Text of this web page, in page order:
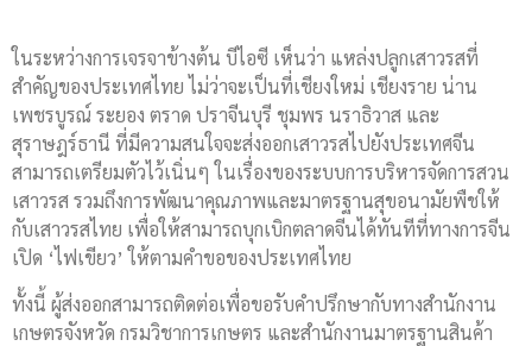
ในระหว่างการเจรจาข้างต้น บีไอซี เห็นว่า แหล่งปลูกเสาวรสที่
สำคัญของประเทศไทย ไม่ว่าจะเป็นที่เชียงใหม่ เชียงราย น่าน
เพชรบูรณ์ ระยอง ตราด ปราจีนบุรี ชุมพร นราธิวาส และ
สุราษฎร์ธานี ที่มีความสนใจจะส่งออกเสาวรสไปยังประเทศจีน
สามารถเตรียมตัวไว้เนิ่นๆ ในเรื่องของระบบการบริหารจัดการสวน
เสาวรส รวมถึงการพัฒนาคุณภาพและมาตรฐานสุขอนามัยพืชให้
กับเสาวรสไทย เพื่อให้สามารถบุกเบิกตลาดจีนได้ทันทีที่ทางการจีน
เปิด ‘ไฟเขียว’ ให้ตามคำขอของประเทศไทย
ทั้งนี้ ผู้ส่งออกสามารถติดต่อเพื่อขอรับคำปรึกษากับทางสำนักงาน
เกษตรจังหวัด กรมวิชาการเกษตร และสำนักงานมาตรฐานสินค้า